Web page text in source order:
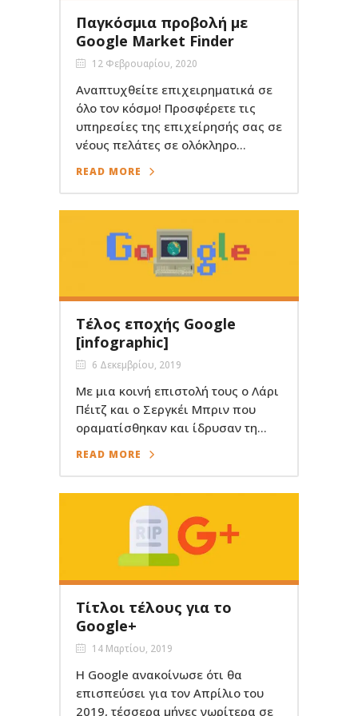
Παγκόσμια προβολή με
Google Market Finder
12 Φεβρουαρίου, 2020
Αναπτυχθείτε επιχειρηματικά σε
όλο τον κόσμο! Προσφέρετε τις
υπηρεσίες της επιχείρησής σας σε
νέους πελάτες σε ολόκληρο...
READ MORE
Τέλος εποχής Google
[infographic]
6 Δεκεμβρίου, 2019
Με μια κοινή επιστολή τους ο Λάρι
Πέιτζ και ο Σεργκέι Μπριν που
οραματίσθηκαν και ίδρυσαν τη...
READ MORE
Τίτλοι τέλους για το
Google+
14 Μαρτίου, 2019
Η Google ανακοίνωσε ότι θα
επισπεύσει για τον Απρίλιο του
2019, τέσσερα μήνες νωρίτερα σε